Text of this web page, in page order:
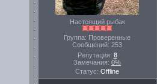
Настоящий рыбак
Группа: Проверенные
Сообщений: 253
Репутация: 8
Замечания: 0%
Статус: Offline